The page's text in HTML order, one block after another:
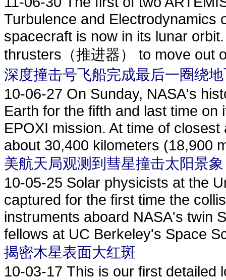
Turbulence and Electrodynamics
spacecraft is now in its lunar
thrusters（推进器） to move out
深度撞击号飞船完成最后一圈绕
10-06-27 On Sunday, NASA's
Earth for the fifth and last time
EPOXI mission. At time of
about 30,400 kilometers (18,900
美航天局观测到彗星撞击太阳景象
10-05-25 Solar physicists at the
captured for the first time the
instruments aboard NASA's twin
fellows at UC Berkeley's Space
揭密木星表面大红斑
10-03-17 This is our first detailed